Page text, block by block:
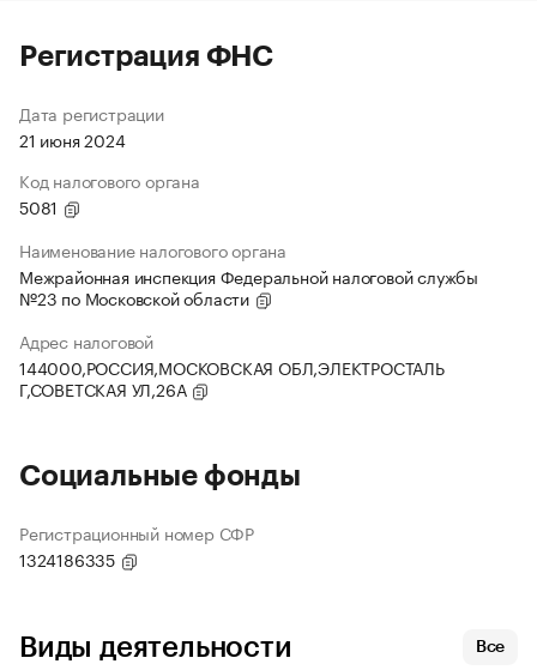
Регистрация ФНС
Дата регистрации
21 июня 2024
Код налогового органа
5081
Наименование налогового органа
Межрайонная инспекция Федеральной налоговой службы
№23 по Московской области
Адрес налоговой
144000,РОССИЯ,МОСКОВСКАЯ ОБЛ,ЭЛЕКТРОСТАЛЬ
Г,СОВЕТСКАЯ УЛ,26А
Социальные фонды
Регистрационный номер СФР
1324186335
Виды деятельности Все